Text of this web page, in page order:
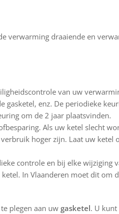
verwarming draaiende en
van uw
enz. De periodieke
om de 2 jaar plaatsvinden.
Als uw ketel slecht
hoger zijn. Laat uw ketel
controle en bij elke wijziging
In Vlaanderen moet dit om
plegen aan uw gasketel. U